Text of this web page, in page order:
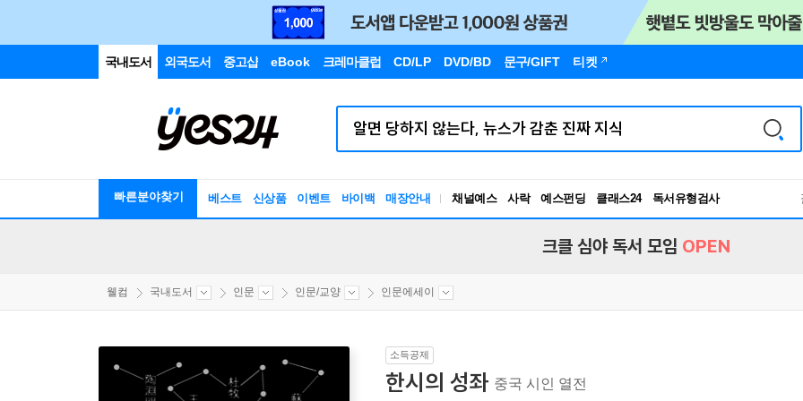
국내도서 외국도서 중고샵 eBook 크레마클럽 CD/LP DVD/BD 문구/GIFT 티켓
빠른분야찾기 베스트 신상품 이벤트 바이백 매장안내 채널예스 사락 예스펀딩 클래스24
RBTI Lab
독서유형검사
크클 심야 독서 모임 OPEN
웰컴 국내도서 인문 인문/교양 인문에세이
소득공제
한시의 성좌 중국 시인 열전